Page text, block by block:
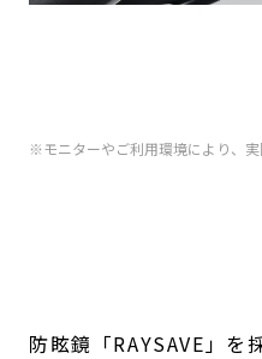
※モニターやご利用環境により、実
防眩鏡「RAYSAVE」を